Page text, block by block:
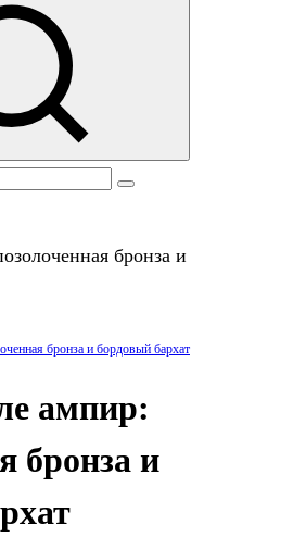
бронза и
бронза и бордовый бархат
ампир:
бронза и